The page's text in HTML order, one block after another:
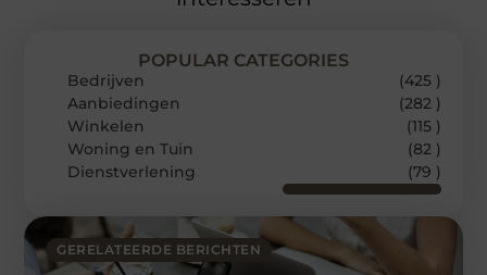
GERELATEERDE BERICHTEN
POPULAR CATEGORIES
Bedrijven
(425 )
Aanbiedingen
(282 )
Winkelen
(115 )
Woning en Tuin
(82 )
Dienstverlening
(79 )